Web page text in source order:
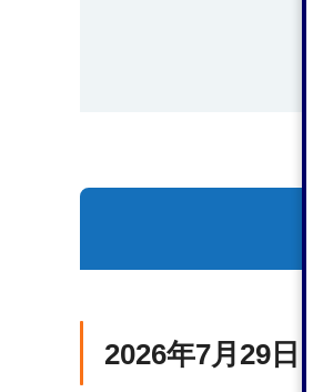
2026年7月29日